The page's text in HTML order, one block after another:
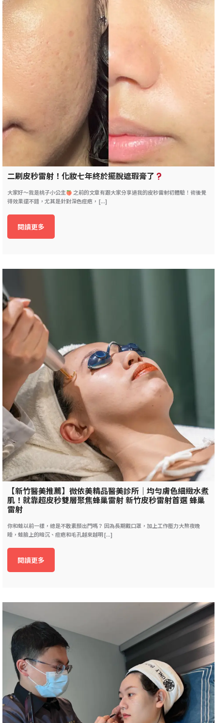
二刷皮秒雷射！化妝七年終於擺脫遮瑕膏了
大家好～我是桃子小公主
之前的文章有跟大家分享過我的皮秒雷射初體驗！術後覺
得效果還不錯，尤其是針對深色痘疤， [...]
閱讀更多
【新竹醫美推薦】微依美精品醫美診所｜均勻膚色細緻水煮
肌！就靠超皮秒雙層聚焦蜂巢雷射 新竹皮秒雷射首選 蜂巢
雷射
你和蛙以前一樣，總是不敢素顏出門嗎？ 因為長期戴口罩，加上工作壓力大熬夜晚
睡，蛙臉上的暗沉、痘疤和毛孔越來越明 [...]
閱讀更多